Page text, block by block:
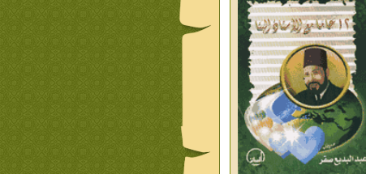
من تراث د احمد العسال
العلمانية
كلمات رمضانية الشيخ عيسى
عبد العليم
قبسات رمضانية الشيخ عيسى
عبد العليم